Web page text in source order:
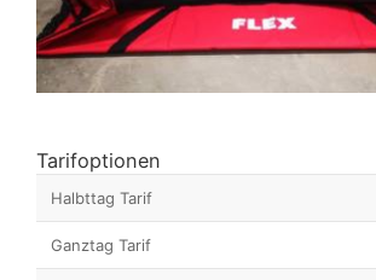
Tarifoptionen
Halbttag Tarif
Ganztag Tarif